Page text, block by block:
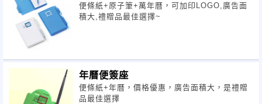
便條紙+原子筆+萬年曆，可加印LOGO,廣告面
積大,禮贈品最佳選擇~
年曆便簽座
便條紙+年曆，價格優惠，廣告面積大，是禮贈
品最佳選擇